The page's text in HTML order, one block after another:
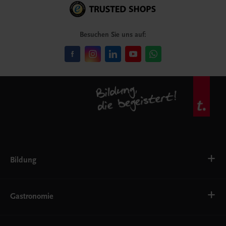
Besuchen Sie uns auf:
Bildung
Ernährung
Gastronomie